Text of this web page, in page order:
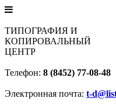
ТИПОГРАФИЯ И
КОПИРОВАЛЬНЫЙ
ЦЕНТР
Телефон: 8 (8452) 77-08-48
Электронная почта: t-